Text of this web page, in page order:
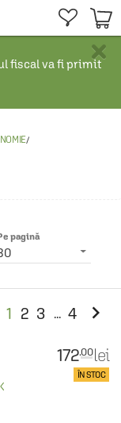
×
fiscal va fi primit
/
pagină
1 2 3 ... 4 
172.00 lei
ÎN STOC